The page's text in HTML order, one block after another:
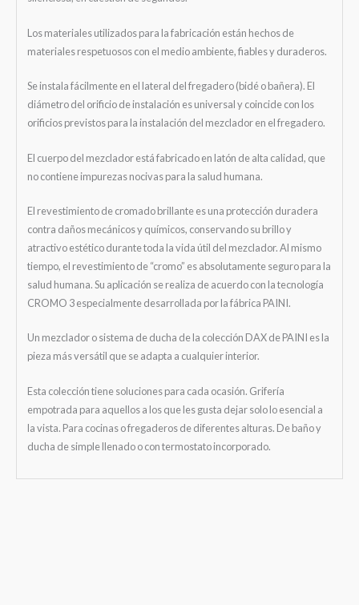
Los materiales utilizados para la fabricación están hechos de
materiales respetuosos con el medio ambiente, fiables y duraderos.
Se instala fácilmente en el lateral del fregadero (bidé o bañera). El
diámetro del orificio de instalación es universal y coincide con los
orificios previstos para la instalación del mezclador en el fregadero.
El cuerpo del mezclador está fabricado en latón de alta calidad, que
no contiene impurezas nocivas para la salud humana.
El revestimiento de cromado brillante es una protección duradera
contra daños mecánicos y químicos, conservando su brillo y
atractivo estético durante toda la vida útil del mezclador. Al mismo
tiempo, el revestimiento de “cromo” es absolutamente seguro para la
salud humana. Su aplicación se realiza de acuerdo con la tecnología
CROMO 3 especialmente desarrollada por la fábrica PAINI.
Un mezclador o sistema de ducha de la colección DAX de PAINI es la
pieza más versátil que se adapta a cualquier interior.
Esta colección tiene soluciones para cada ocasión. Grifería
empotrada para aquellos a los que les gusta dejar solo lo esencial a
la vista. Para cocinas o fregaderos de diferentes alturas. De baño y
ducha de simple llenado o con termostato incorporado.